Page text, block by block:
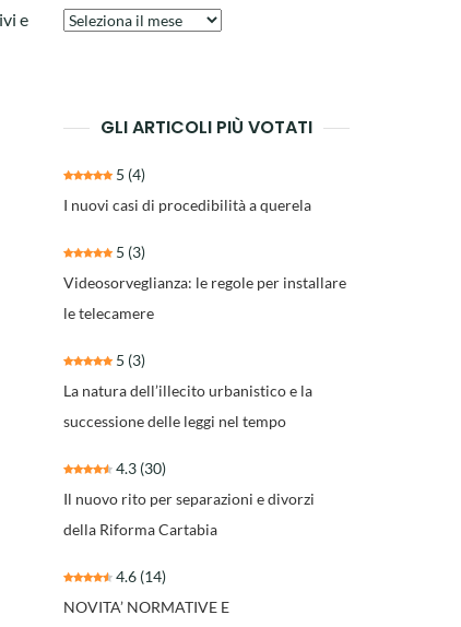
e
Archivio
GLI ARTICOLI PIÙ VOTATI
5 (4)
I nuovi casi di procedibilità a querela
5 (3)
Videosorveglianza: le regole per installare
le telecamere
5 (3)
La natura dell’illecito urbanistico e la
successione delle leggi nel tempo
4.3 (30)
Il nuovo rito per separazioni e divorzi
della Riforma Cartabia
4.6 (14)
NOVITA’ NORMATIVE E